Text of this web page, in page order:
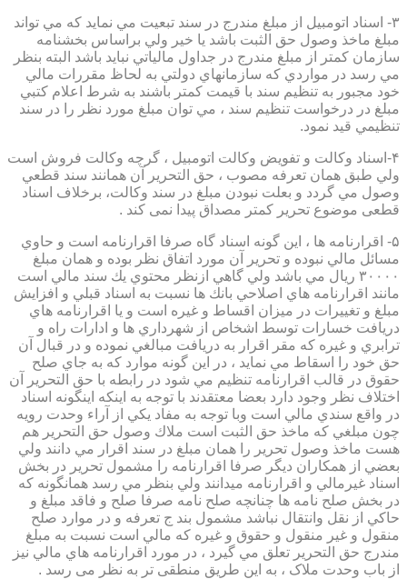
۳- اسناد اتومبيل از مبلغ مندرج در سند تبعيت مي نمايد كه مي تواند
مبلغ ماخذ وصول حق الثبت باشد يا خير ولي براساس بخشنامه
سازمان كمتر از مبلغ مندرج در جداول مالياتي نبايد باشد البته بنظر
مي رسد در مواردي كه سازمانهاي دولتي به لحاظ مقررات مالي
خود مجبور به تنظيم سند با قيمت كمتر باشند به شرط اعلام كتبي
مبلغ در درخواست تنظيم سند ، مي توان مبلغ مورد نظر را در سند
تنظيمي قيد نمود.
۴-اسناد وكالت و تفويض وكالت اتومبيل ، گرچه وكالت فروش است
ولي طبق همان تعرفه مصوب ، حق التحرير آن همانند سند قطعي
وصول مي گردد و بعلت نبودن مبلغ در سند وكالت، برخلاف اسناد
قطعی موضوع تحریر کمتر مصداق پیدا نمی کند .
۵- اقرارنامه ها ، اين گونه اسناد گاه صرفا اقرارنامه است و حاوي
مسائل مالي نبوده و تحرير آن مورد اتفاق نظر بوده و همان مبلغ
۳۰۰۰۰ ريال مي باشد ولي گاهي ازنظر محتوي يك سند مالي است
مانند اقرارنامه هاي اصلاحي بانك ها نسبت به اسناد قبلي و افزايش
مبلغ و تغييرات در ميزان اقساط و غيره است و يا اقرارنامه هاي
دريافت خسارات توسط اشخاص از شهرداري ها و ادارات راه و
ترابري و غيره كه مقر اقرار به دريافت مبالغي نموده و در قبال آن
حق خود را اسقاط مي نمايد ، در اين گونه موارد كه به جاي صلح
حقوق در قالب اقرارنامه تنظيم مي شود در رابطه با حق التحرير آن
اختلاف نظر وجود دارد بعضا معتقدند با توجه به اينكه اينگونه اسناد
در واقع سندي مالي است وبا توجه به مفاد يكي از آراء وحدت رويه
چون مبلغي كه ماخذ حق الثبت است ملاك وصول حق التحرير هم
هست ماخذ وصول تحرير را همان مبلغ در سند اقرار مي دانند ولي
بعضي از همكاران ديگر صرفا اقرارنامه را مشمول تحرير در بخش
اسناد غيرمالي و اقرارنامه ميدانند ولي بنظر مي رسد همانگونه كه
در بخش صلح نامه ها چنانچه صلح نامه صرفا صلح و فاقد مبلغ و
حاكي از نقل وانتقال نباشد مشمول بند ج تعرفه و در موارد صلح
منقول و غير منقول و حقوق و غيره كه مالي است نسبت به مبلغ
مندرج حق التحرير تعلق مي گيرد ، در مورد اقرارنامه هاي مالي نيز
از باب وحدت ملاک ، به این طریق منطقی تر به نظر می رسد .